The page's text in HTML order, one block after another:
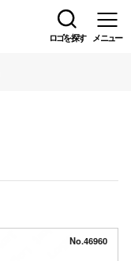
ロゴを探す メニュー
No.46960